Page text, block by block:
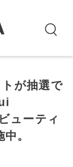
が抽選で
ューティ
。